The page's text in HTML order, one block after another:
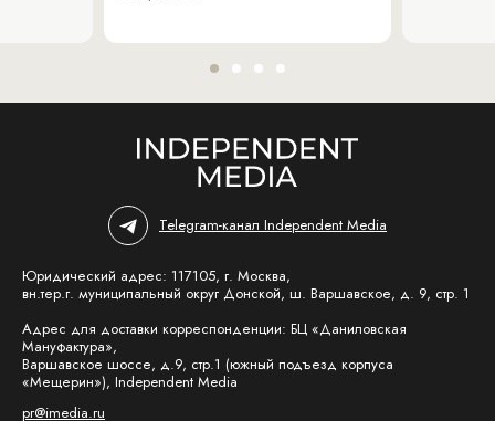
Telegram-канал Independent Media
Юридический адрес: 117105, г. Москва,
вн.тер.г. муниципальный округ Донской, ш. Варшавское, д. 9, стр. 1
Адрес для доставки корреспонденции: БЦ «Даниловская
Мануфактура»,
Варшавское шоссе, д.9, стр.1 (южный подъезд корпуса
«Мещерин»), Independent Media
pr@imedia.ru